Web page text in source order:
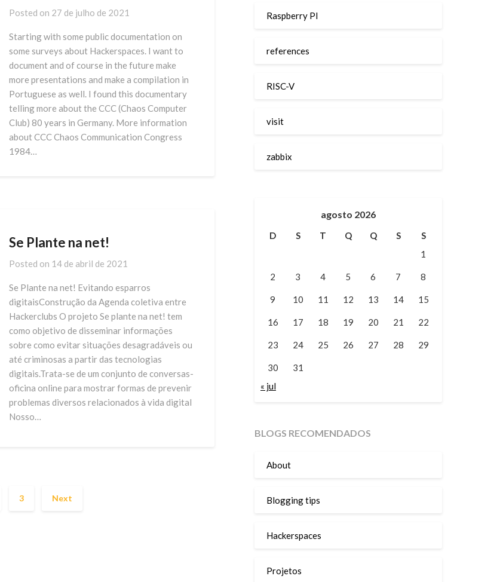
Posted on 27 de julho de 2021
Starting with some public documentation on
some surveys about Hackerspaces. I want to
document and of course in the future make
more presentations and make a compilation in
Portuguese as well. I found this documentary
telling more about the CCC (Chaos Computer
Club) 80 years in Germany. More information
about CCC Chaos Communication Congress
1984…
Se Plante na net!
Posted on 14 de abril de 2021
Se Plante na net! Evitando esparros
digitaisConstrução da Agenda coletiva entre
Hackerclubs O projeto Se plante na net! tem
como objetivo de disseminar informações
sobre como evitar situações desagradáveis ou
até criminosas a partir das tecnologias
digitais.Trata-se de um conjunto de conversas-
oficina online para mostrar formas de prevenir
problemas diversos relacionados à vida digital
Nosso…
3 Next
Raspberry PI
references
RISC-V
visit
zabbix
agosto 2026
D S T Q Q S
S
1
2 3 4 5 6 7 8
9 10 11 12 13 14 15
16 17 18 19 20 21 22
23 24 25 26 27 28 29
30
31
« jul
BLOGS RECOMENDADOS
About
Blogging tips
Hackerspaces
Projetos